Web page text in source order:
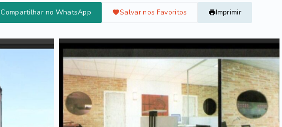
Compartilhar no WhatsApp Salvar nos Favoritos Imprimir